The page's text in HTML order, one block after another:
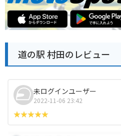
道の駅 村田のレビュー
未ログインユーザー
2022-11-06 23:42